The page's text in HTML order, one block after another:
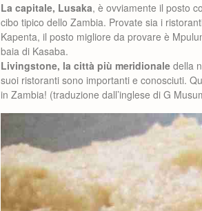
La capitale, Lusaka, è ovviamente il posto
cibo tipico dello Zambia. Provate sia i
Kapenta, il posto migliore da provare è
baia di Kasaba.
Livingstone, la città più meridionale della
suoi ristoranti sono importanti e conosciuti.
in Zambia! (traduzione dall’inglese di G